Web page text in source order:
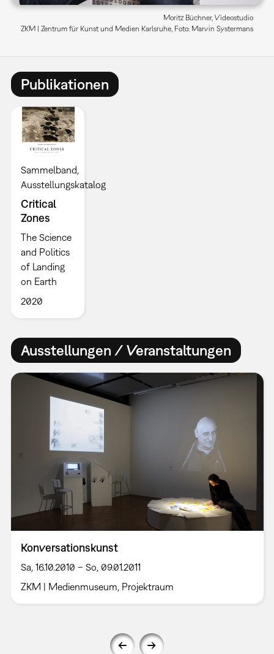
Moritz Büchner, Videostudio
ZKM | Zentrum für Kunst und Medien Karlsruhe, Foto: Marvin Systermans
Publikationen
Sammelband
Ausstellungskatalog
Critical
Zones
The Science
and Politics
of Landing
on Earth
2020
Ausstellungen / Veranstaltungen
Konversationskunst
Sa, 16.10.2010 – So, 09.01.2011
ZKM | Medienmuseum, Projektraum